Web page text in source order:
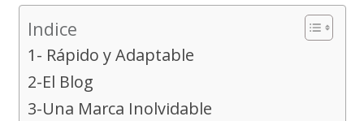
Indice
1- Rápido y Adaptable
2-El Blog
3-Una Marca Inolvidable